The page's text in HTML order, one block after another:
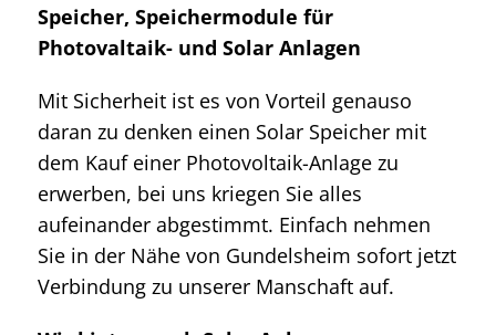
Speicher, Speichermodule für
Photovaltaik- und Solar Anlagen
Mit Sicherheit ist es von Vorteil genauso
daran zu denken einen Solar Speicher mit
dem Kauf einer Photovoltaik-Anlage zu
erwerben, bei uns kriegen Sie alles
aufeinander abgestimmt. Einfach nehmen
Sie in der Nähe von Gundelsheim sofort jetzt
Verbindung zu unserer Manschaft auf.